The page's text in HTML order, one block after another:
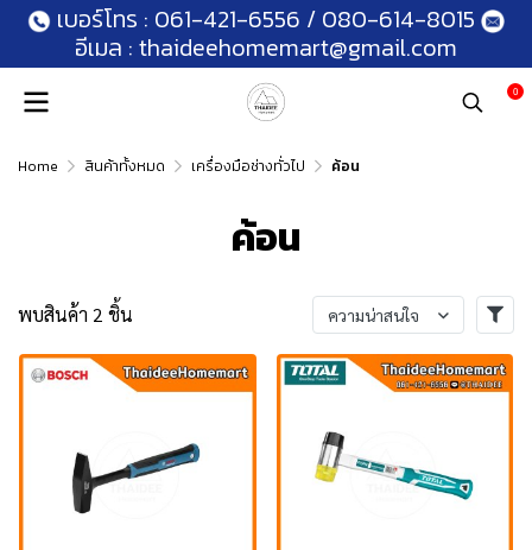
เบอร์โทร : 061-421-6556 / 080-614-8015
อีเมล : thaideehomemart@gmail.com
0
Home สินค้าทั้งหมด เครื่องมือช่างทั่วไป ค้อน
ค้อน
พบสินค้า 2 ชิ้น ความน่าสนใจ